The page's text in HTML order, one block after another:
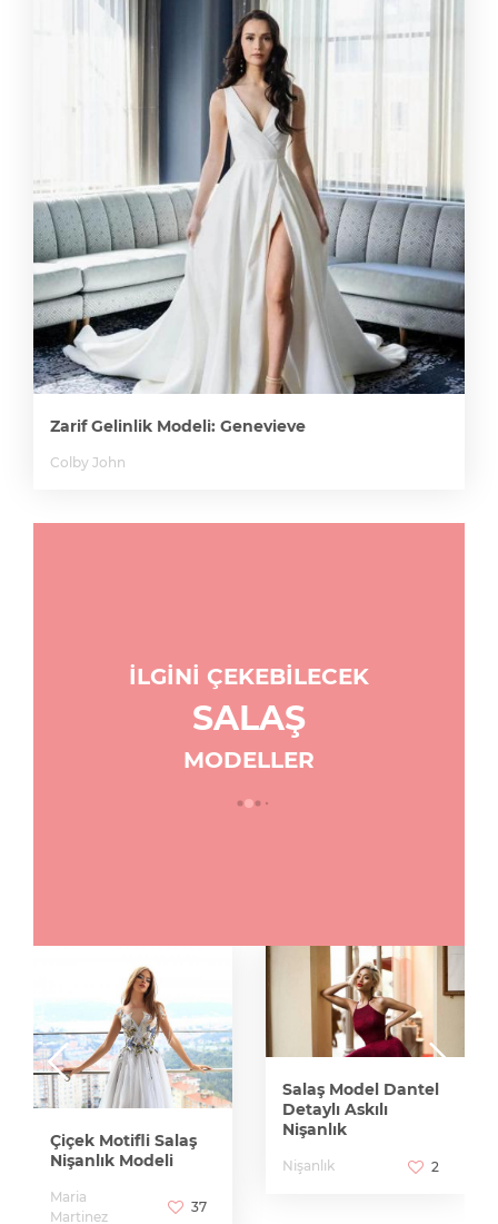
Zarif Gelinlik Modeli: Genevieve
Colby John
İLGİNİ ÇEKEBİLECEK
SALAŞ
MODELLER
Çiçek Motifli Salaş
Nişanlık Modeli
Maria
Martinez
37
Salaş Model Dantel
Detaylı Askılı
Nişanlık
Nişanlık 2